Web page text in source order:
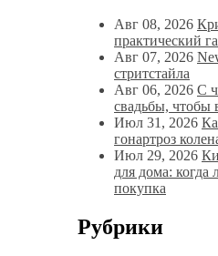
Авг 08, 2026
практический
Авг 07, 2026
стритстайла
Авг 06, 2026 С
свадьбы, чтобы
Июл 31, 2026
гонартроз
Июл 29, 2026
для дома: когда
покупка
Рубрики